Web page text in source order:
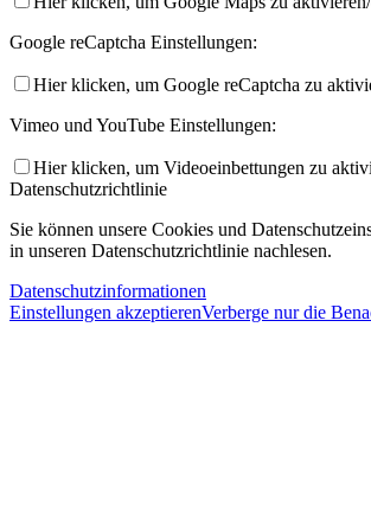
Google reCaptcha Einstellungen:
Hier klicken, um Google reCaptcha zu
Vimeo und YouTube Einstellungen:
Hier klicken, um Videoeinbettungen zu
Datenschutzrichtlinie
Sie können unsere Cookies und
in unseren Datenschutzrichtlinie nachlesen.
Datenschutzinformationen
Einstellungen akzeptierenVerberge nur die